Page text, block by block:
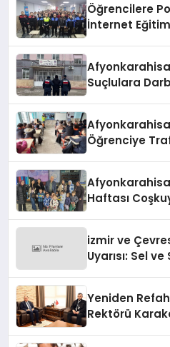
Öğrencilere
İnternet
Suçlulara
Öğrenciye
Haftası
izmir ve
Uyarısı: Sel
Yeniden
Rektörü